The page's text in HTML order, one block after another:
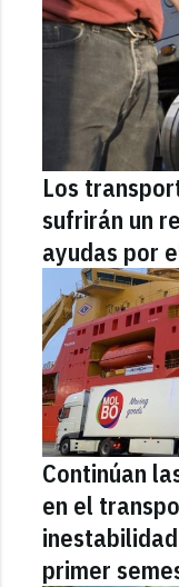
Los
sufrirán un
ayudas por
Continúan
en el
primer